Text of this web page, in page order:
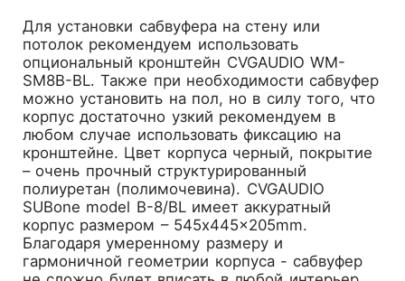
Для установки сабвуфера на стену или
потолок рекомендуем использовать
опциональный кронштейн CVGAUDIO WM-
SM8B-BL. Также при необходимости сабвуфер
можно установить на пол, но в силу того, что
корпус достаточно узкий рекомендуем в
любом случае использовать фиксацию на
кронштейне. Цвет корпуса черный, покрытие
– очень прочный структурированный
полиуретан (полимочевина). CVGAUDIO
SUBone model B-8/BL имеет аккуратный
корпус размером – 545x445x205mm.
Благодаря умеренному размеру и
гармоничной геометрии корпуса - сабвуфер